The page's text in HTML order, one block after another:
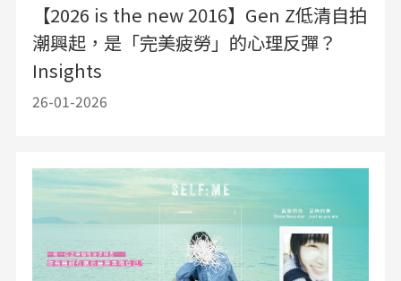
【2026 is the new 2016】Gen Z低清自拍
潮興起，是「完美疲勞」的心理反彈？
Insights
26-01-2026